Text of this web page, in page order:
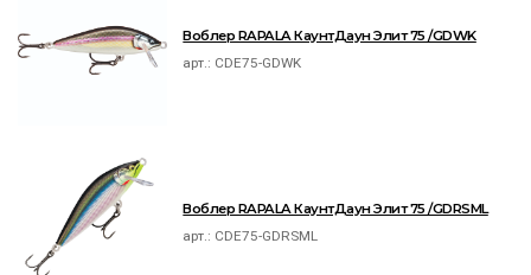
Воблер RAPALA КаунтДаун Элит 75 /GDWK
арт.: CDE75-GDWK
Воблер RAPALA КаунтДаун Элит 75 /GDRSML
арт.: CDE75-GDRSML